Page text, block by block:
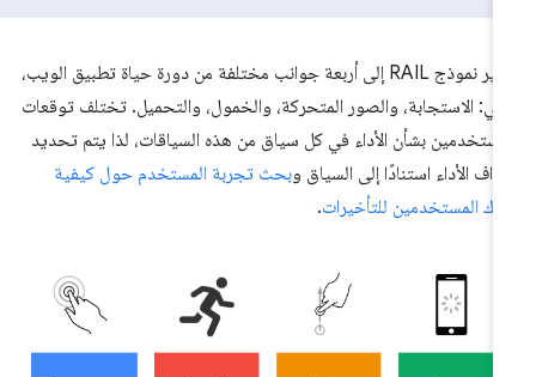
يشير نموذج RAIL إلى أربعة جوانب مختلفة من دورة حياة تطبيق الويب،
الاستجابة، والصور المتحركة، والخمول، والتحميل. تختلف توقعات
بشأن الأداء في كل سياق من هذه السياقات، لذا يتم تحديد
الأداء استنادًا إلى السياق وبحث تجربة المستخدم حول كيفية
المستخدمين للتأخيرات.